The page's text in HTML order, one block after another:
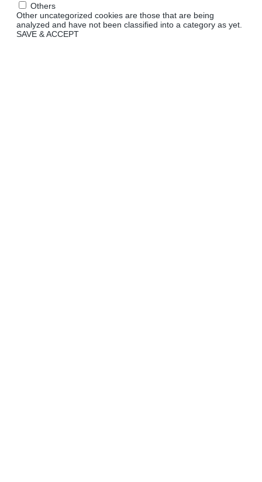
Others
Other uncategorized cookies are those that are being
analyzed and have not been classified into a category as yet.
SAVE & ACCEPT